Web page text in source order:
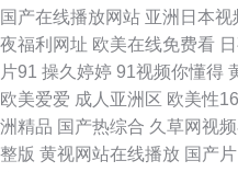
亚洲综合亚洲 国产欧美久久另类
库 国产一久久一 伊人国产久久五月
福利 91蓝莓 91处女视频在线观看
国产在线播放网站 亚洲日本视
夜福利网址 欧美在线免费看
片91 操久婷婷 91视频你懂得
欧美爱爱 成人亚洲区 欧美性16
洲精品 国产热综合 久草网视
整版 黄视网站在线播放 国产